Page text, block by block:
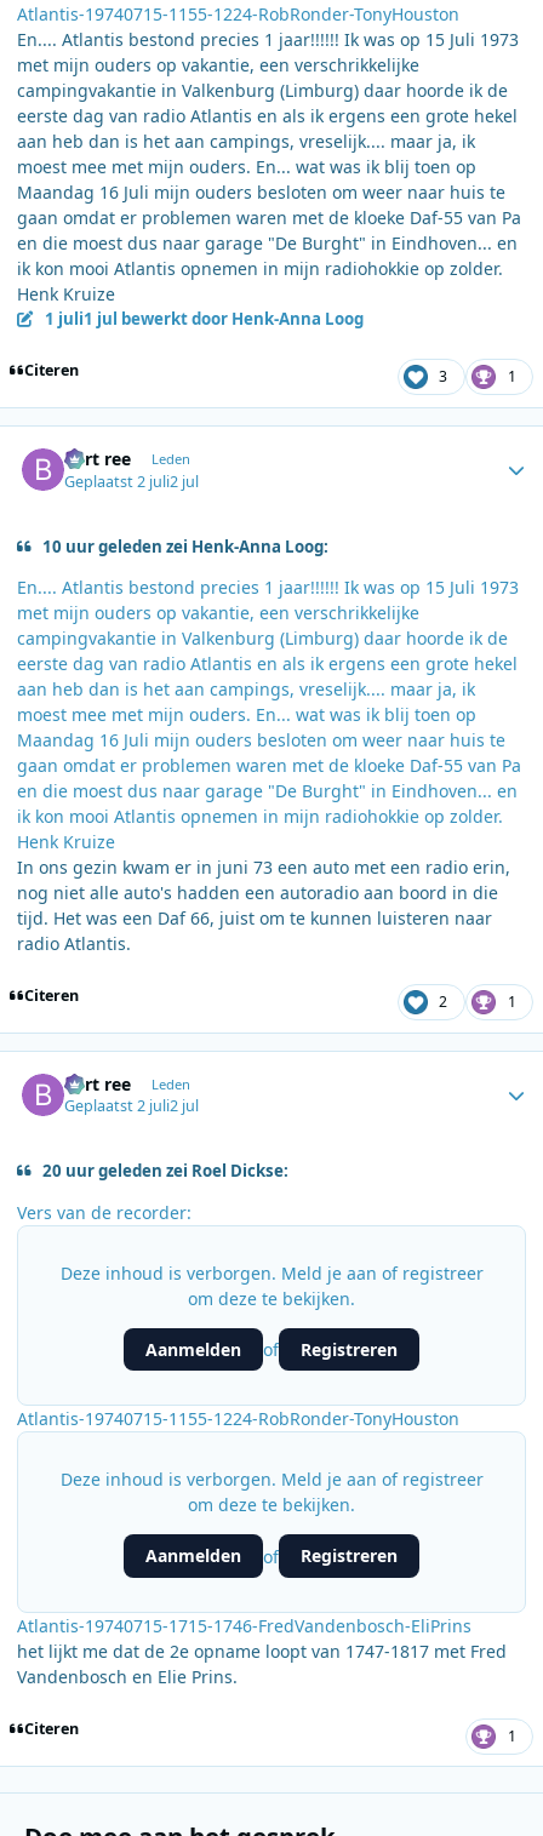
Atlantis-19740715-1155-1224-RobRonder-TonyHouston
En.... Atlantis bestond precies 1 jaar!!!!!! Ik was op 15 Juli 1973
met mijn ouders op vakantie, een verschrikkelijke
campingvakantie in Valkenburg (Limburg) daar hoorde ik de
eerste dag van radio Atlantis en als ik ergens een grote hekel
aan heb dan is het aan campings, vreselijk.... maar ja, ik
moest mee met mijn ouders. En... wat was ik blij toen op
Maandag 16 Juli mijn ouders besloten om weer naar huis te
gaan omdat er problemen waren met de kloeke Daf-55 van Pa
en die moest dus naar garage "De Burght" in Eindhoven... en
ik kon mooi Atlantis opnemen in mijn radiohokkie op zolder.
Henk Kruize
1 juli1 jul bewerkt door Henk-Anna Loog
Citeren 3 1
bert ree Leden
Geplaatst2 juli2 jul
10 uur geleden zei Henk-Anna Loog:
En.... Atlantis bestond precies 1 jaar!!!!!! Ik was op 15 Juli 1973
met mijn ouders op vakantie, een verschrikkelijke
campingvakantie in Valkenburg (Limburg) daar hoorde ik de
eerste dag van radio Atlantis en als ik ergens een grote hekel
aan heb dan is het aan campings, vreselijk.... maar ja, ik
moest mee met mijn ouders. En... wat was ik blij toen op
Maandag 16 Juli mijn ouders besloten om weer naar huis te
gaan omdat er problemen waren met de kloeke Daf-55 van Pa
en die moest dus naar garage "De Burght" in Eindhoven... en
ik kon mooi Atlantis opnemen in mijn radiohokkie op zolder.
Henk Kruize
In ons gezin kwam er in juni 73 een auto met een radio erin,
nog niet alle auto's hadden een autoradio aan boord in die
tijd. Het was een Daf 66, juist om te kunnen luisteren naar
radio Atlantis.
Citeren 2 1
bert ree Leden
Geplaatst2 juli2 jul
20 uur geleden zei Roel Dickse:
Vers van de recorder:
Deze inhoud is verborgen. Meld je aan of registreer
om deze te bekijken.
Aanmelden of Registreren
Atlantis-19740715-1155-1224-RobRonder-TonyHouston
Deze inhoud is verborgen. Meld je aan of registreer
om deze te bekijken.
Aanmelden of Registreren
Atlantis-19740715-1715-1746-FredVandenbosch-EliPrins
het lijkt me dat de 2e opname loopt van 1747-1817 met Fred
Vandenbosch en Elie Prins.
Citeren 1